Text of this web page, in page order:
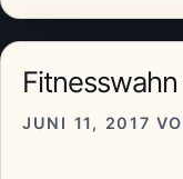
JUNI 11, 2017